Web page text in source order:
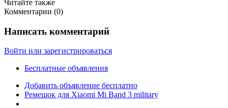
Читайте также
Комментарии (0)
Написать комментарий
Войти или зарегистрироваться
Бесплатные объявления
Добавить объявление бесплатно
Ремешок для Xiaomi Mi Band 3 military